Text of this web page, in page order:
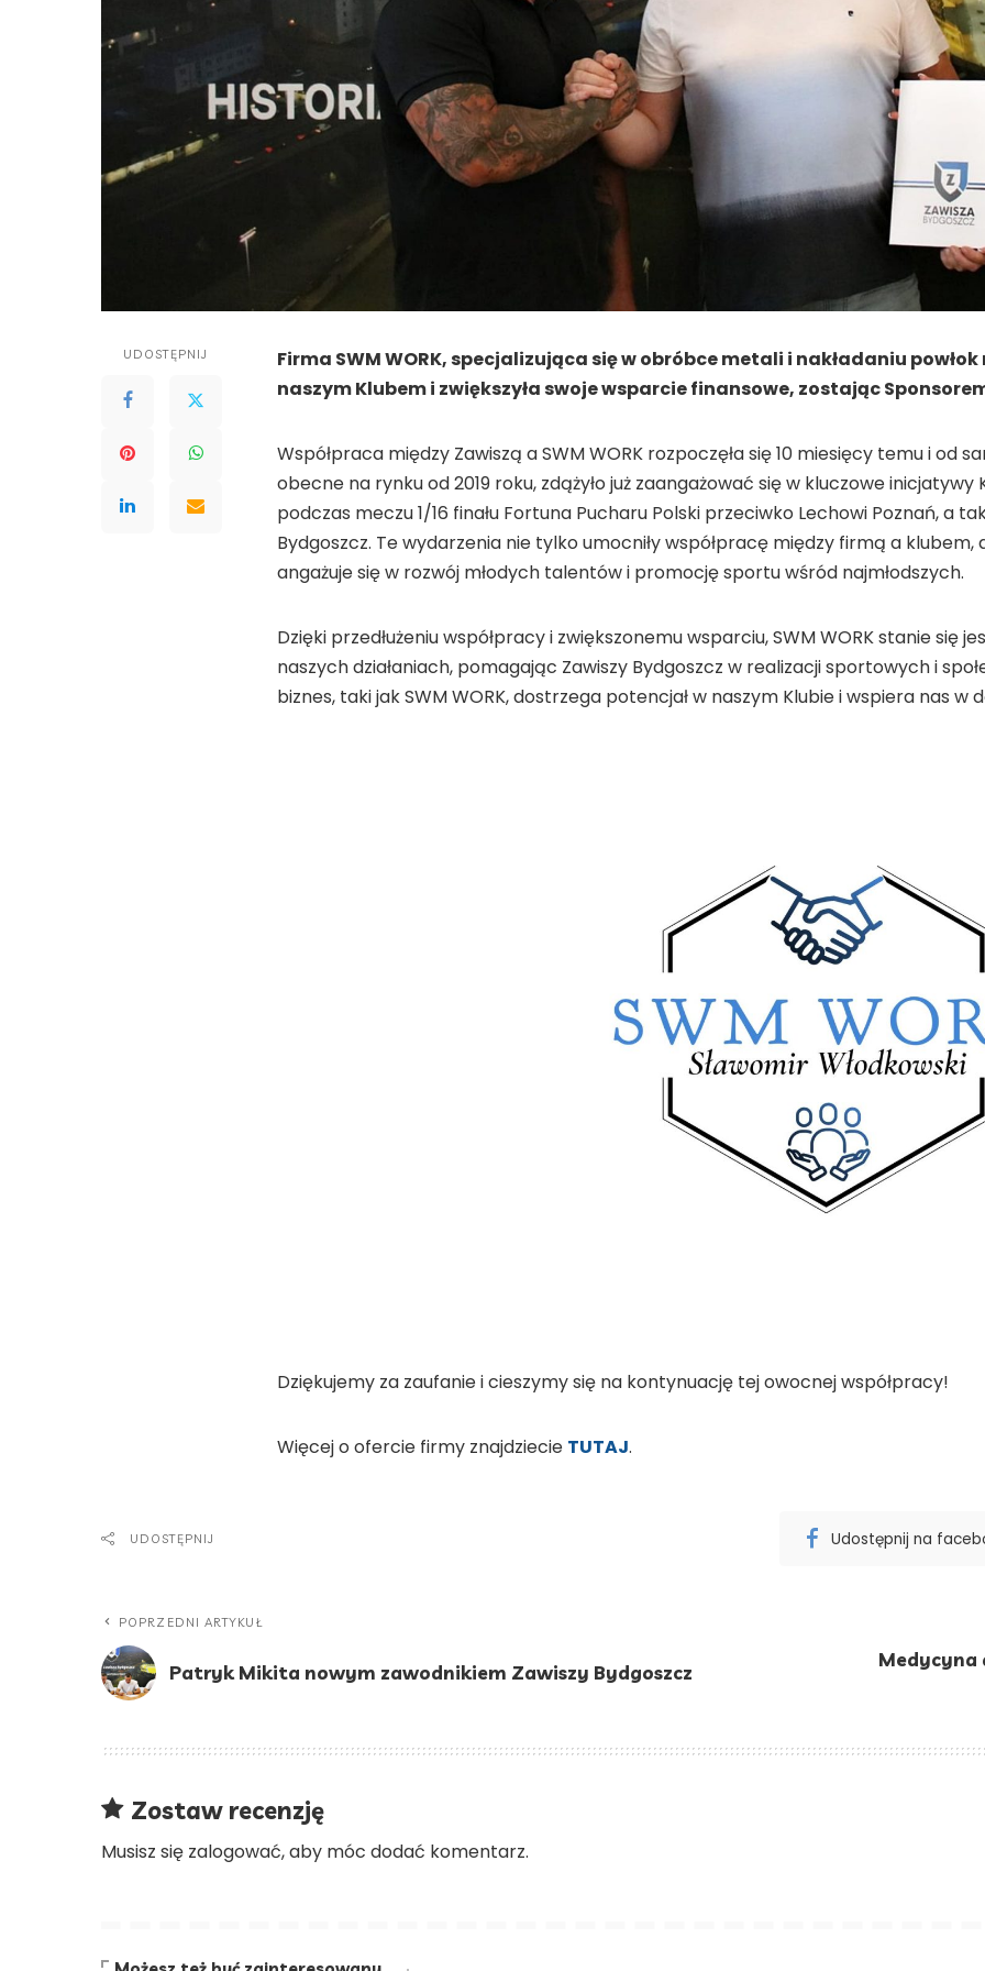
UDOSTĘPNIJ
Firma SWM WORK, specjalizująca się w obróbce metali i nakładaniu
naszym Klubem i zwiększyła swoje wsparcie finansowe, zostając
Współpraca między Zawiszą a SWM WORK rozpoczęła się 10 miesięcy temu i od
obecne na rynku od 2019 roku, zdążyło już zaangażować się w kluczowe
podczas meczu 1/16 finału Fortuna Pucharu Polski przeciwko Lechowi Poznań, a
Bydgoszcz. Te wydarzenia nie tylko umocniły współpracę między firmą a klubem,
angażuje się w rozwój młodych talentów i promocję sportu wśród najmłodszych.
Dzięki przedłużeniu współpracy i zwiększonemu wsparciu, SWM WORK stanie
naszych działaniach, pomagając Zawiszy Bydgoszcz w realizacji sportowych i
biznes, taki jak SWM WORK, dostrzega potencjał w naszym Klubie i wspiera nas w
Dziękujemy za zaufanie i cieszymy się na kontynuację tej owocnej współpracy!
Więcej o ofercie firmy znajdziecie TUTAJ.
UDOSTĘPNIJ Udostępnij na
POPRZEDNI ARTYKUŁ
Patryk Mikita nowym zawodnikiem Zawiszy Bydgoszcz
Medycyna
Zostaw recenzję
Musisz się zalogować, aby móc dodać komentarz.